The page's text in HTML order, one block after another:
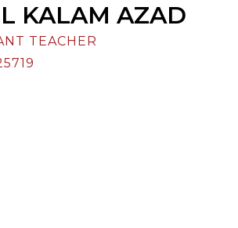
KALAM AZAD
TEACHER